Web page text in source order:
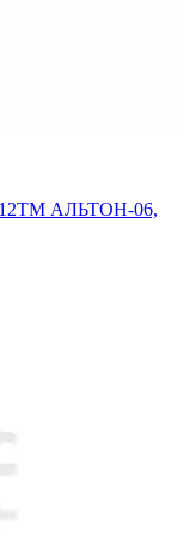
АЛЬТОН-06,